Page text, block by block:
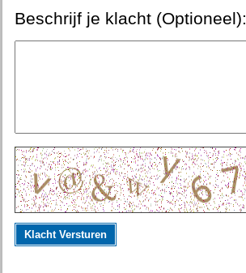
Beschrijf je klacht (Optioneel):
Klacht Versturen